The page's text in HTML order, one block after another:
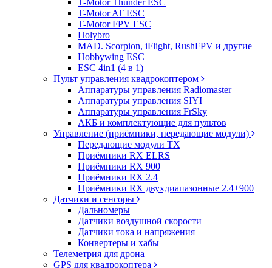
T-Motor Thunder ESC
T-Motor AT ESC
T-Motor FPV ESC
Holybro
MAD. Scorpion, iFlight, RushFPV и другие
Hobbywing ESC
ESC 4in1 (4 в 1)
Пульт управления квадрокоптером
Аппаратуры управления Radiomaster
Аппаратуры управления SIYI
Аппаратуры управления FrSky
АКБ и комплектующие для пультов
Управление (приёмники, передающие модули)
Передающие модули TX
Приёмники RX ELRS
Приёмники RX 900
Приёмники RX 2.4
Приёмники RX двухдиапазонные 2.4+900
Датчики и сенсоры
Дальномеры
Датчики воздушной скорости
Датчики тока и напряжения
Конвертеры и хабы
Телеметрия для дрона
GPS для квадрокоптера